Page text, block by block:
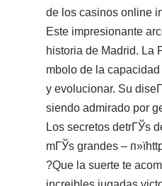
de los casinos online
Este impresionante
historia de Madrid. La
mbolo de la
y evolucionar. Su
siendo admirado por
Los secretos detrГЎs
mГЎs grandes –
?Que la suerte te